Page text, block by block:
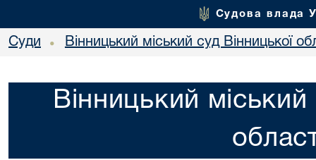
Судова влада
Суди • Вінницький міський суд Вінницької
Вінницький міський